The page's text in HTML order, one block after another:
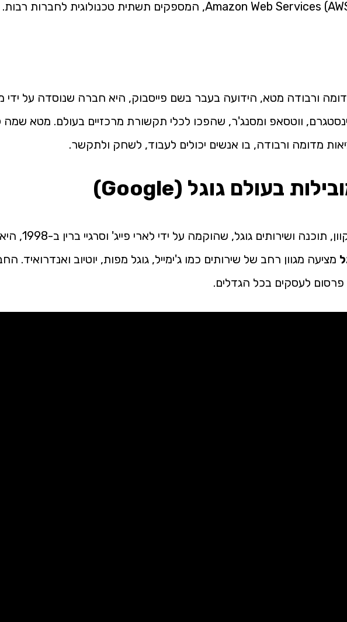
ורבודה מטא, הידועה בעבר בשם פייסבוק, היא חברה שנוסדה על ידי
אינסטגרם, ווטסאפ ומסנג'ר, שהפכו לכלי תקשורת מרכזיים בעולם. מטא
בעולם גוגל (Google)
תחום פעילות: חיפוש
מציעה מגוון רחב של שירותים כמו ג'ימייל, גוגל מפות, יוטיוב ואנדרואיד.
לעסקים בכל הגדלים.